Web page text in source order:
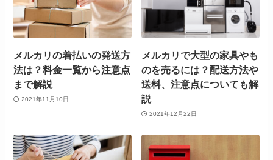
メルカリの着払いの発送方
法は？料金一覧から注意点
まで解説
2021年11月10日
メルカリで大型の家具やも
のを売るには？配送方法や
送料、注意点についても解
説
2021年12月22日